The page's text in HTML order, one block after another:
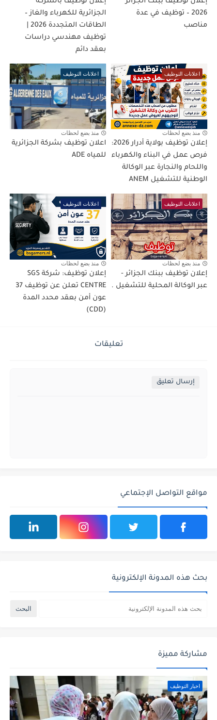
2026 – توظيف في عدة
مناصب
الجزائرية للكهرباء والغاز –
توظيف مهندسي دراسات
بعقد دائم
اعلانات التوظيف
منذ بضع لحظات
إعلان توظيف بولاية أدرار 2026:
فرص عمل في البناء والكهرباء
واللحام والنجارة عبر الوكالة
الوطنية للتشغيل ANEM
اعلانات التوظيف
منذ بضع لحظات
اعلان توظيف بشركة الجزائرية
للمياه ADE
اعلانات التوظيف
منذ بضع لحظات
إعلان توظيف ببنك الجزائر -
عبر الوكالة المحلية للتشغيل .
اعلانات التوظيف
منذ بضع لحظات
إعلان توظيف: شركة SGS
CENTRE تعلن عن توظيف 37
عون أمن بعقد محدد المدة
(CDD)
تعليقات
إرسال تعليق
مواقع التواصل الإجتماعي
بحث هذه المدونة الإلكترونية
مشاركة مميزة
اخبار التوظيف